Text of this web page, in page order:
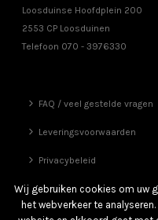
Loosduinse Hoofdplein 200
2553 CP Loosduinen
Telefoon 070 - 3976330
FAQ / veel gestelde vragen
Leveringsvoorwaarden
Privacybeleid
Vrienden
Wij gebruiken cookies om uw
het webverkeer te